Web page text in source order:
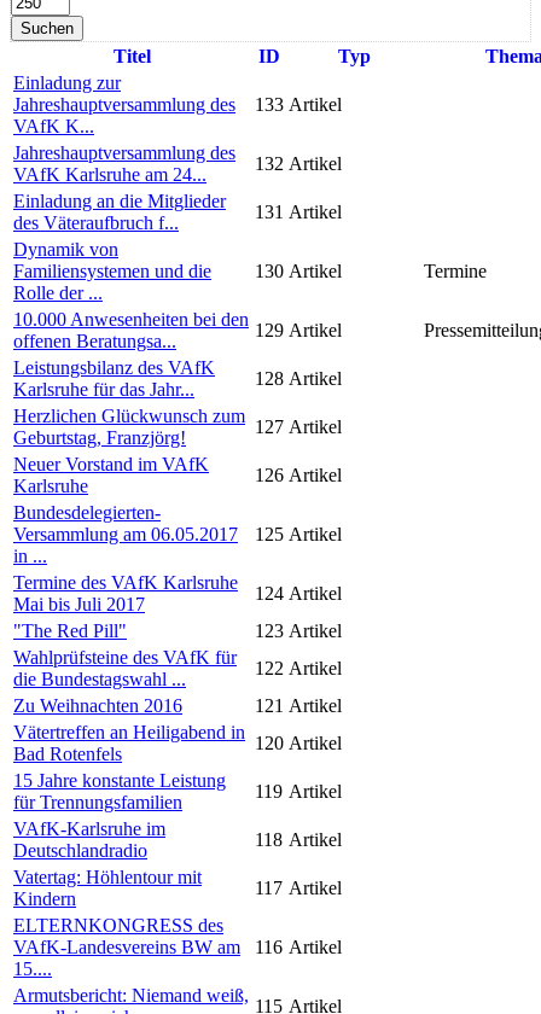
Suchen
Titel ID Typ
Einladung zur
Jahreshauptversammlung des
VAfK K...
133 Artikel
Jahreshauptversammlung des
VAfK Karlsruhe am 24...
132 Artikel
Einladung an die Mitglieder
des Väteraufbruch f...
131 Artikel
Dynamik von
Familiensystemen und die
Rolle der ...
130 Artikel Termine
10.000 Anwesenheiten bei den
offenen Beratungsa...
129 Artikel
Leistungsbilanz des VAfK
Karlsruhe für das Jahr...
128 Artikel
Herzlichen Glückwunsch zum
Geburtstag, Franzjörg!
127 Artikel
Neuer Vorstand im VAfK
Karlsruhe
126 Artikel
Bundesdelegierten-
Versammlung am 06.05.2017
in ...
125 Artikel
Termine des VAfK Karlsruhe
Mai bis Juli 2017
124 Artikel
"The Red Pill"
123 Artikel
Wahlprüfsteine des VAfK für
die Bundestagswahl ...
122 Artikel
Zu Weihnachten 2016
121 Artikel
Vätertreffen an Heiligabend in
Bad Rotenfels
120 Artikel
15 Jahre konstante Leistung
für Trennungsfamilien
119 Artikel
VAfK-Karlsruhe im
Deutschlandradio
118 Artikel
Vatertag: Höhlentour mit
Kindern
117 Artikel
ELTERNKONGRESS des
VAfK-Landesvereins BW am
15....
116 Artikel
Armutsbericht: Niemand weiß,
115 Artikel